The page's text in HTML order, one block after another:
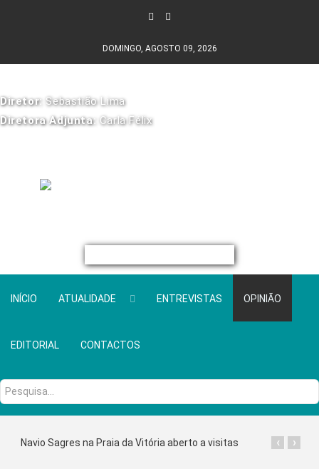
DOMINGO, AGOSTO 09, 2026
Diretor: Sebastião Lima
Diretora Adjunta: Carla Félix
INÍCIO ATUALIDADE ENTREVISTAS OPINIÃO
EDITORIAL CONTACTOS
Pesquisa...
Navio Sagres na Praia da Vitória aberto a visitas ›
‹